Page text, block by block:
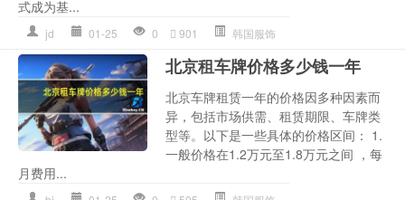
式成为基...
jd 01-25 0 901 韩国服饰
北京租车牌价格多少钱一年
北京车牌租赁一年的价格因多种因素而
异，包括市场供需、租赁期限、车牌类
型等。以下是一些具体的价格区间： 1.
一般价格在1.2万元至1.8万元之间 ，每
月费用...